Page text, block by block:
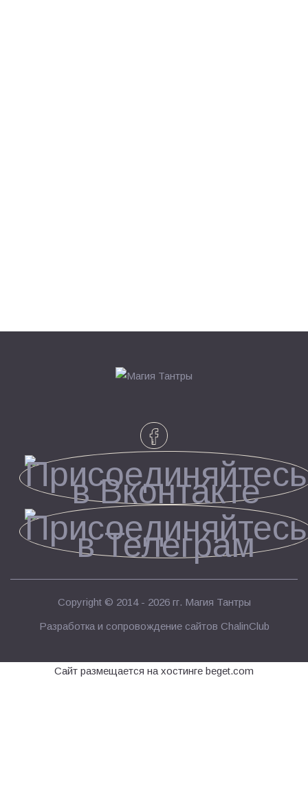
Copyright © 2014 - 2026 гг. Магия Тантры
Разработка и сопровождение сайтов ChalinClub
Сайт размещается на хостинге beget.com